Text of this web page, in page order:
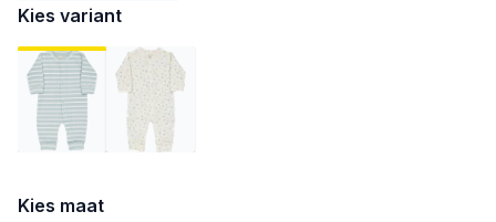
Kies variant
Kies maat